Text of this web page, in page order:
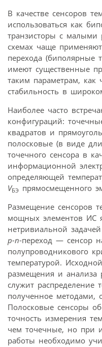
В качестве сенсоров
использоваться как
транзисторы с малыми
схемах чаще
перехода (биполярные
имеют существенные
таким параметрам, как
стабильность в
Наиболее часто
конфигураций:
квадратов и
полосковые (в виде
точечного сенсора в
информационной
определяющей
VБЭ прямо­смещенного
Размещение сенсоров
мощных элементов ИС
нетривиальной
p-n-переход — сенсор
полупроводникового
температурой.
размещения и анализа
служит распределение
полученное
Полосковые сенсоры
точность измерения
чем точечные, но при
работы необходимо